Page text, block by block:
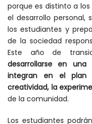
porque es distinto a
el desarrollo personal,
los estudiantes y
de la sociedad
Este año de
desarrollarse en
integran en el plan
creatividad, la
de la comunidad.
Los estudiantes